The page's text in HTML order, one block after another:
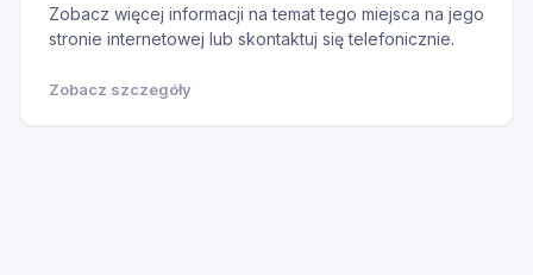
Zobacz więcej informacji na temat tego miejsca na jego
stronie internetowej lub skontaktuj się telefonicznie.
Zobacz szczegóły